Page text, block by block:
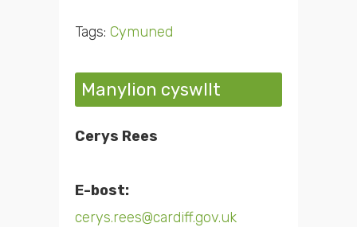
Tags: Cymuned
Manylion cyswllt
Cerys Rees
E-bost:
cerys.rees@cardiff.gov.uk